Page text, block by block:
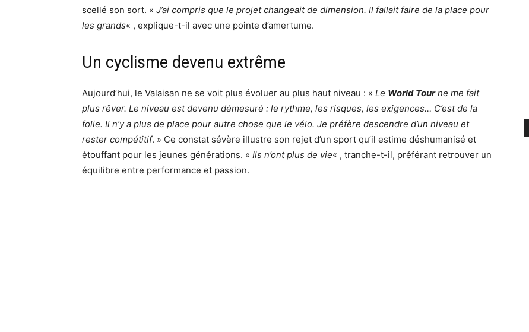
scellé son sort. « J’ai compris que le projet changeait de dimension. Il fallait faire de la place pour
les grands« , explique-t-il avec une pointe d’amertume.
Un cyclisme devenu extrême
Aujourd’hui, le Valaisan ne se voit plus évoluer au plus haut niveau : « Le World Tourne me fait
plus rêver. Le niveau est devenu démesuré : le rythme, les risques, les exigences… C’est de la
folie. Il n’y a plus de place pour autre chose que le vélo. Je préfère descendre d’un niveau et
rester compétitif. » Ce constat sévère illustre son rejet d’un sport qu’il estime déshumanisé et
étouffant pour les jeunes générations. « Ils n’ont plus de vie« , tranche-t-il, préférant retrouver un
équilibre entre performance et passion.